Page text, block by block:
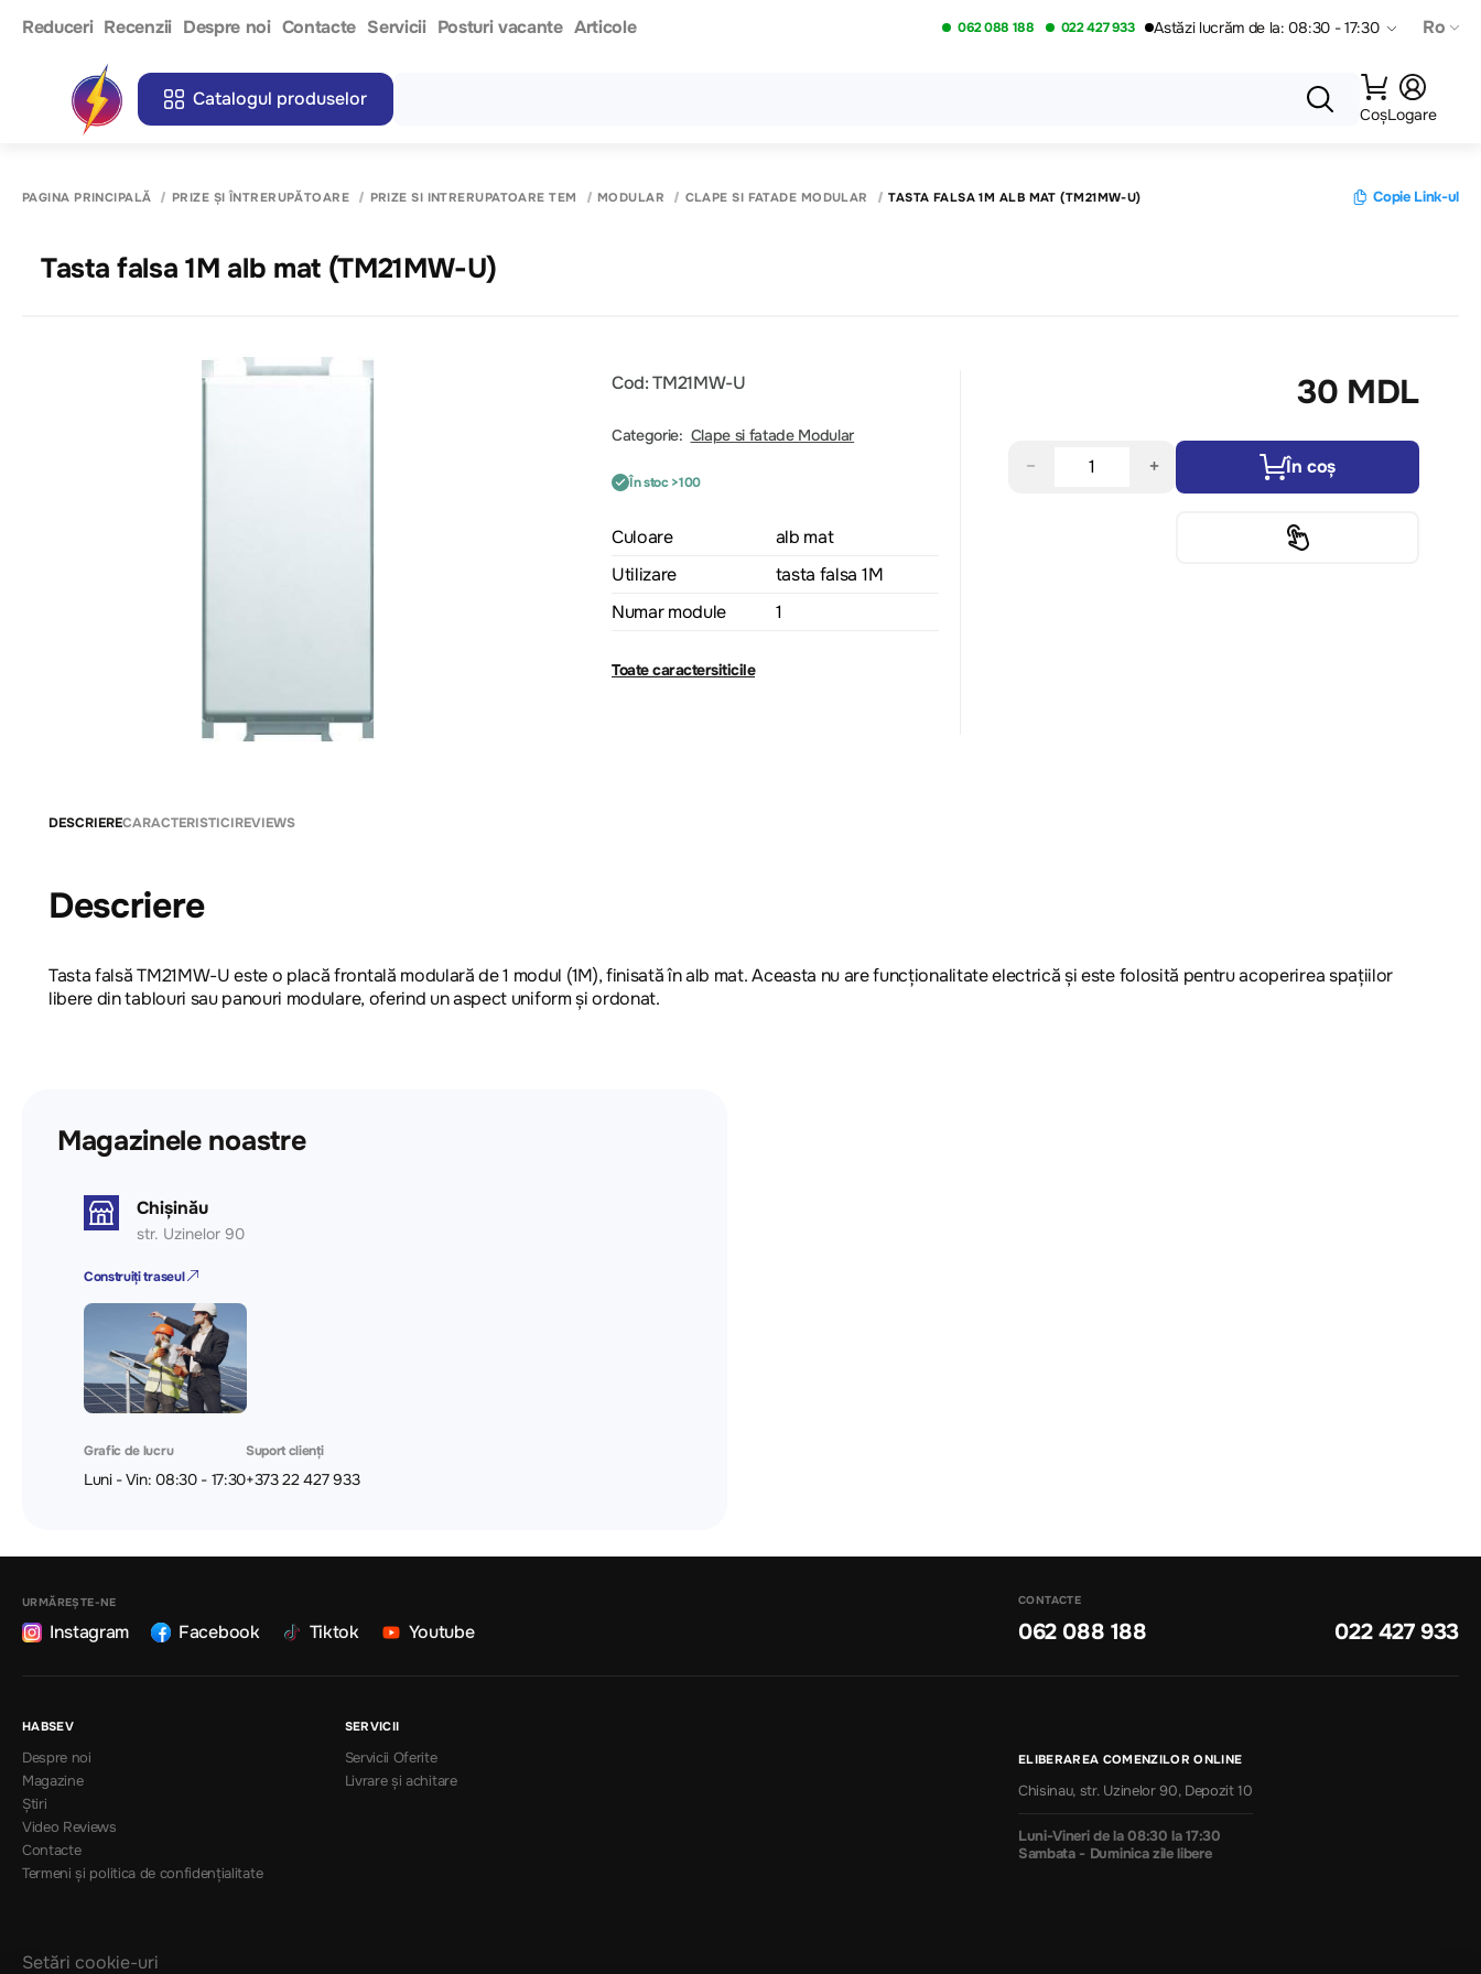
Reduceri Recenzii Despre noi Contacte Servicii Posturi vacante Articole 062 088 188 022 427 933 Astăzi lucrăm de la: 08:30 - 17:30 Ro
Catalogul produselor
CoșLogare
PAGINA PRINCIPALĂ PRIZE ȘI ÎNTRERUPĂTOARE PRIZE SI INTRERUPATOARE TEM MODULAR CLAPE SI FATADE MODULAR TASTA FALSA 1M ALB MAT (TM21MW-U) Copie Link-ul
Tasta falsa 1M alb mat (TM21MW-U)
Cod: TM21MW-U
Categorie: Clape si fatade Modular
În stoc >100
Culoare
alb mat
Utilizare
tasta falsa 1M
Numar module
1
Toate caractersiticile
30 MDL
− + În coș
DESCRIERECARACTERISTICIREVIEWS
Descriere
Tasta falsă TM21MW-U este o placă frontală modulară de 1 modul (1M), finisată în alb mat. Aceasta nu are funcționalitate electrică și este folosită pentru acoperirea spațiilor
libere din tablouri sau panouri modulare, oferind un aspect uniform și ordonat.
Magazinele noastre
Chișinău
str. Uzinelor 90
Construiți traseul
Grafic de lucru
Luni - Vin: 08:30 - 17:30
Suport clienți
+373 22 427 933
URMĂREȘTE-NE
Instagram Facebook Tiktok Youtube
CONTACTE
062 088 188 022 427 933
HABSEV
Despre noi
Magazine
Știri
Video Reviews
Contacte
Termeni și politica de confidențialitate
SERVICII
Servicii Oferite
Livrare și achitare
ELIBERAREA COMENZILOR ONLINE
Chisinau, str. Uzinelor 90, Depozit 10
Luni-Vineri de la 08:30 la 17:30
Sambata - Duminica zile libere
Setări cookie-uri